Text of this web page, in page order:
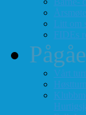
Litt om
FIDEs
Vårt